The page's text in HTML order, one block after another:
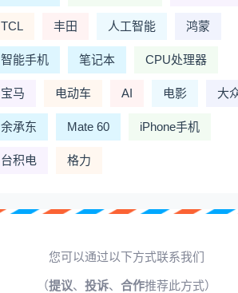
TCL 丰田 人工智能 鸿蒙
智能手机 笔记本 CPU处理器
宝马 电动车 AI 电影 大
余承东 Mate 60 iPhone手机
台积电 格力
您可以通过以下方式联系我们
（提议、 投诉、 合作推荐此方式）